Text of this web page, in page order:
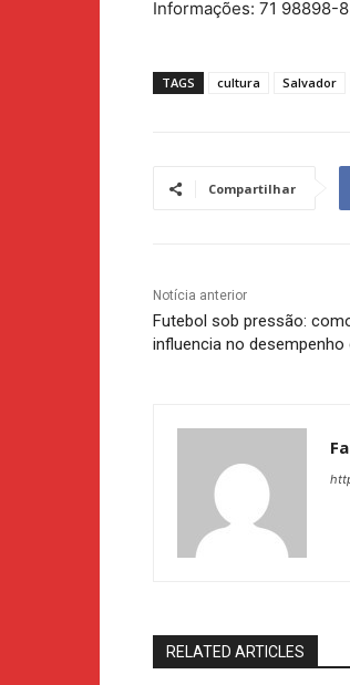
Informações: 71 98898-
TAGS cultura Salvador
Compartilhar
Notícia anterior
Futebol sob pressão:
influencia no
RELATED ARTICLES